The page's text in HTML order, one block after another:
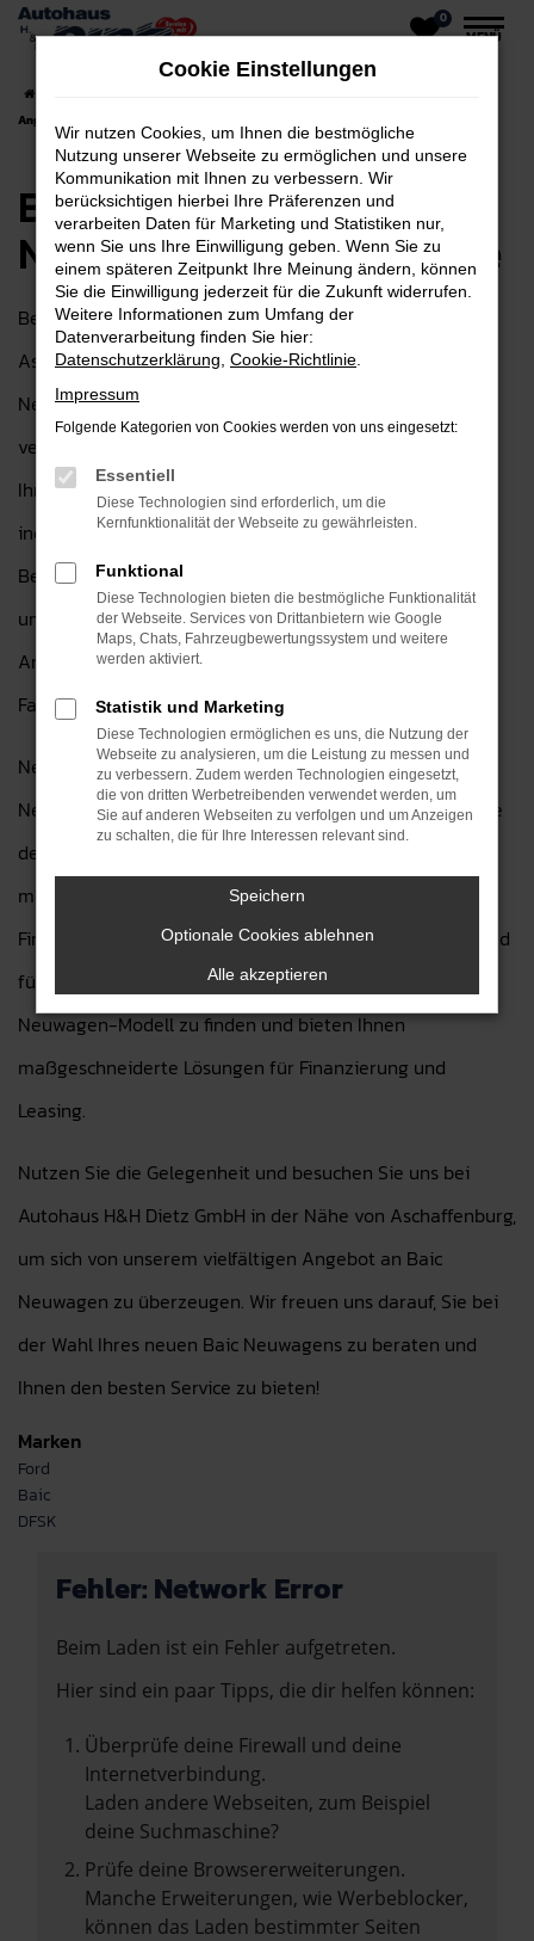
Zum
springen
0
MENÜ
Angebote
Baic für Aschaffenburg
Neuwagen Top Angebote
Bei Autohaus H&H Dietz GmbH in der Nähe von
Aschaffenburg finden Sie die perfekte Auswahl an Baic
Neuwagen. Seit über 30 Jahren sind wir Ihr
vertrauensvoller Partner für Baic Neuwagen und bieten
Ihnen nicht nur eine große Vielfalt, sondern auch eine
individuelle Beratung, die exakt auf Ihre Wünsche und
Bedürfnisse abgestimmt ist. Ob sportlich, praktisch oder
umweltfreundlich – unsere Baic Neuwagen decken alle
Anforderungen ab und bieten Ihnen höchsten
Fahrkomfort.
Neben unserem umfangreichen Angebot an Baic
Neuwagen bieten wir Ihnen auch zusätzliche Services, die
den Kauf und die Pflege Ihres Fahrzeugs noch einfacher
machen. Vom ersten Beratungsgespräch über die
Finanzierung bis hin zur Wartung und Inspektion – wir sind
für Sie da. Unsere Experten helfen Ihnen, das ideale Baic
Neuwagen-Modell zu finden und bieten Ihnen
maßgeschneiderte Lösungen für Finanzierung und
Leasing.
Nutzen Sie die Gelegenheit und besuchen Sie uns bei
Autohaus H&H Dietz GmbH in der Nähe von Aschaffenburg,
um sich von unserem vielfältigen Angebot an Baic
Neuwagen zu überzeugen. Wir freuen uns darauf, Sie bei
der Wahl Ihres neuen Baic Neuwagens zu beraten und
Ihnen den besten Service zu bieten!
Marken
Ford
Baic
DFSK
Fehler: Network Error
Beim Laden ist ein Fehler aufgetreten.
Hier sind ein paar Tipps, die dir helfen können:
Überprüfe deine Firewall und deine
Internetverbindung.
Laden andere Webseiten, zum Beispiel
deine Suchmaschine?
Prüfe deine Browsererweiterungen.
Manche Erweiterungen, wie Werbeblocker,
können das Laden bestimmter Seiten
Cookie Einstellungen
Wir nutzen Cookies, um Ihnen die bestmögliche
Nutzung unserer Webseite zu ermöglichen und unsere
Kommunikation mit Ihnen zu verbessern. Wir
berücksichtigen hierbei Ihre Präferenzen und
verarbeiten Daten für Marketing und Statistiken nur,
wenn Sie uns Ihre Einwilligung geben. Wenn Sie zu
einem späteren Zeitpunkt Ihre Meinung ändern, können
Sie die Einwilligung jederzeit für die Zukunft widerrufen.
Weitere Informationen zum Umfang der
Datenverarbeitung finden Sie hier:
Datenschutzerklärung Cookie-Richtlinie
Impressum
Folgende Kategorien von Cookies werden von uns eingesetzt:
Essentiell
Diese Technologien sind erforderlich, um die
Kernfunktionalität der Webseite zu gewährleisten.
Funktional
Diese Technologien bieten die bestmögliche Funktionalität
der Webseite. Services von Drittanbietern wie Google
Maps, Chats, Fahrzeugbewertungssystem und weitere
werden aktiviert.
Statistik und Marketing
Diese Technologien ermöglichen es uns, die Nutzung der
Webseite zu analysieren, um die Leistung zu messen und
zu verbessern. Zudem werden Technologien eingesetzt,
die von dritten Werbetreibenden verwendet werden, um
Sie auf anderen Webseiten zu verfolgen und um Anzeigen
zu schalten, die für Ihre Interessen relevant sind.
Speichern
Optionale Cookies ablehnen
Alle akzeptieren